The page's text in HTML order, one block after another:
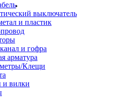
выключатель
и пластик
и гофра
арматура
Клещи
и вилки